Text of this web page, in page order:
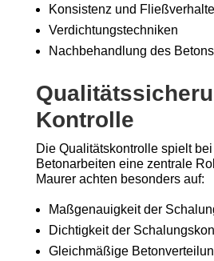
Konsistenz und
Verdichtungstechniken
Nachbehandlung des Betons
Kontrolle
Die Qualitätskontrolle spielt
Betonarbeiten eine zentrale
Maurer achten besonders auf:
Maßgenauigkeit der
Dichtigkeit der
Gleichmäßige